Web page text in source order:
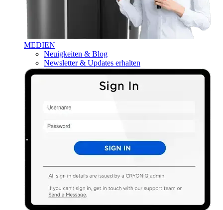
MEDIEN
Neuigkeiten & Blog
Newsletter & Updates erhalten